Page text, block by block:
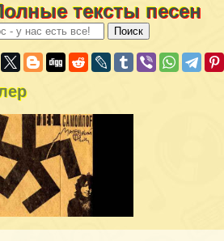
тексты песен